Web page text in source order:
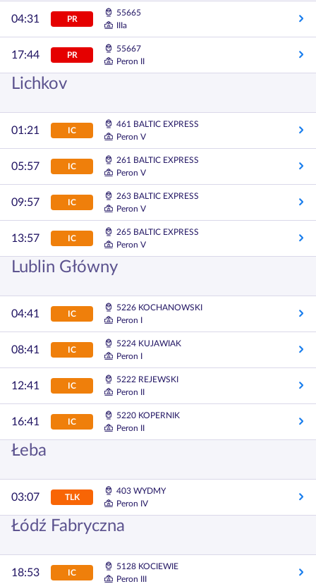
04:31 PR
55665
IIIa
17:44 PR
55667
Peron II
Lichkov
01:21 IC
461 BALTIC EXPRESS
Peron V
05:57 IC
261 BALTIC EXPRESS
Peron V
09:57 IC
263 BALTIC EXPRESS
Peron V
13:57 IC
265 BALTIC EXPRESS
Peron V
Lublin Główny
04:41 IC
5226 KOCHANOWSKI
Peron I
08:41 IC
5224 KUJAWIAK
Peron I
12:41 IC
5222 REJEWSKI
Peron II
16:41 IC
5220 KOPERNIK
Peron II
Łeba
03:07 TLK
403 WYDMY
Peron IV
Łódź Fabryczna
18:53 IC
5128 KOCIEWIE
Peron III